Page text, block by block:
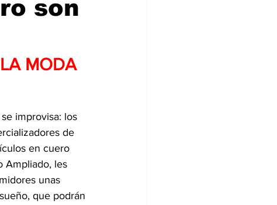
son
MODA
improvisa: los
de
en cuero
Ampliado, les
unas
que podrán